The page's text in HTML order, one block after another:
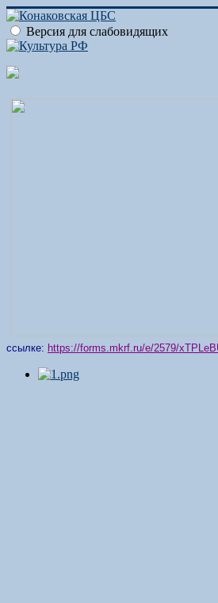
Версия для слабовидящих
ссылке: https://forms.mkrf.ru/e/2579/